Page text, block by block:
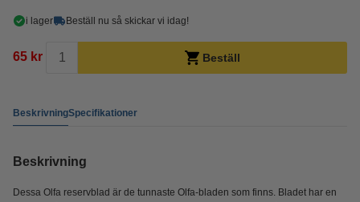
i lager Beställ nu så skickar vi idag!
65 kr Beställ
BeskrivningSpecifikationer
Beskrivning
Dessa Olfa reservblad är de tunnaste Olfa-bladen som finns. Bladet har en